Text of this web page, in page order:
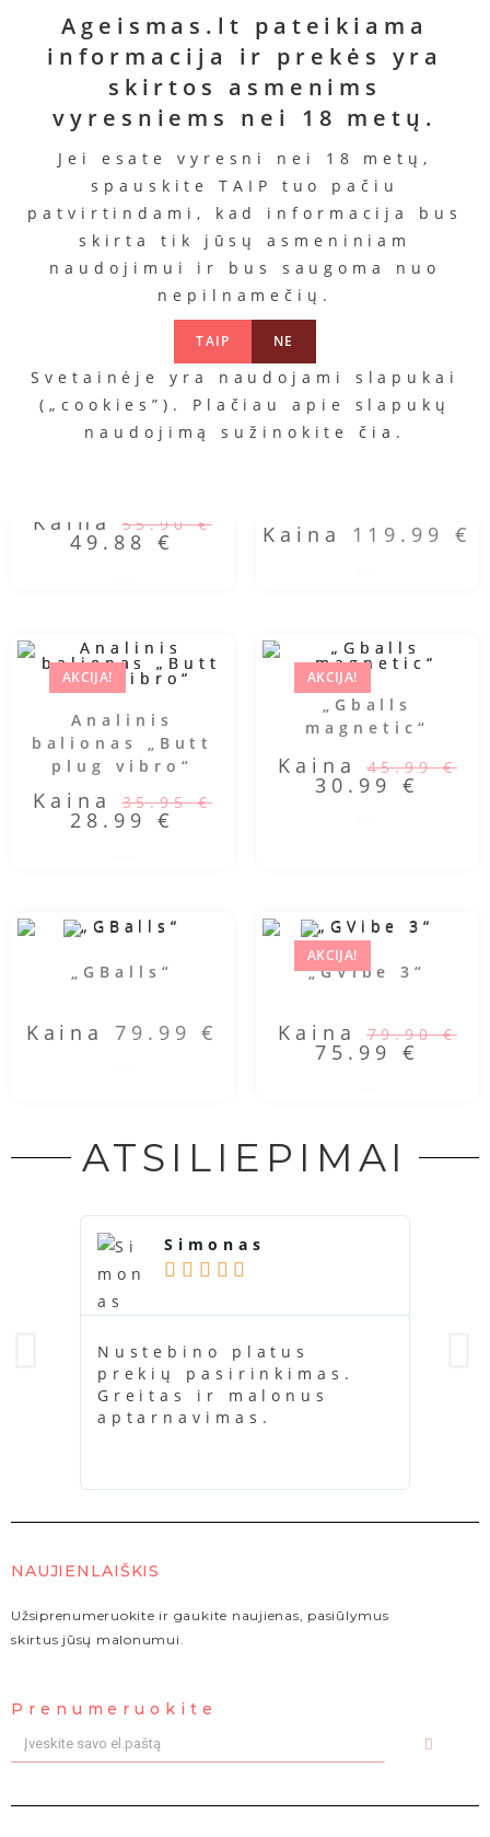
Ageismas.lt pateikiama
informacija ir prekės yra
skirtos asmenims
vyresniems nei 18 metų.
Jei esate vyresni nei 18 metų,
spauskite TAIP tuo pačiu
patvirtindami, kad informacija bus
skirta tik jūsų asmeniniam
naudojimui ir bus saugoma nuo
nepilnamečių.
TAIP NE
Svetainėje yra naudojami slapukai
(„cookies”). Plačiau apie slapukų
naudojimą sužinokitečia .
Stimuliatorius
„Clitor Spray“
Kaina
10.98
€
Į
Lubrikantas
„Pjur
Woman“
Kaina
14.92
€
krepšelį
Vibratorius
„Pretty
love”
Kaina
79.99
€
Kaina
12.99
€
Į
PANAŠŪS PRODUKTAI
Kaina55.90€
49.88 € Kaina 119.99 €
AKCIJA!
Analinis
balionas „Butt
plug vibro“
Kaina35.95€
28.99 €
AKCIJA!
„Gballs
magnetic“
Kaina45.99€
30.99 €
„GBalls“
Kaina 79.99€
AKCIJA!
„GVibe 3“
Kaina79.90€
75.99 €
ATSILIEPIMAI
Simonas
    
Nustebino platus
prekių pasirinkimas.
Greitas ir malonus
aptarnavimas.
NAUJIENLAIŠKIS
Užsiprenumeruokite ir gaukite naujienas, pasiūlymus
skirtus jūsų malonumui.
Prenumeruokite